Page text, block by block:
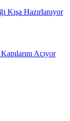
Kışa Hazırlanıyor
Açıyor